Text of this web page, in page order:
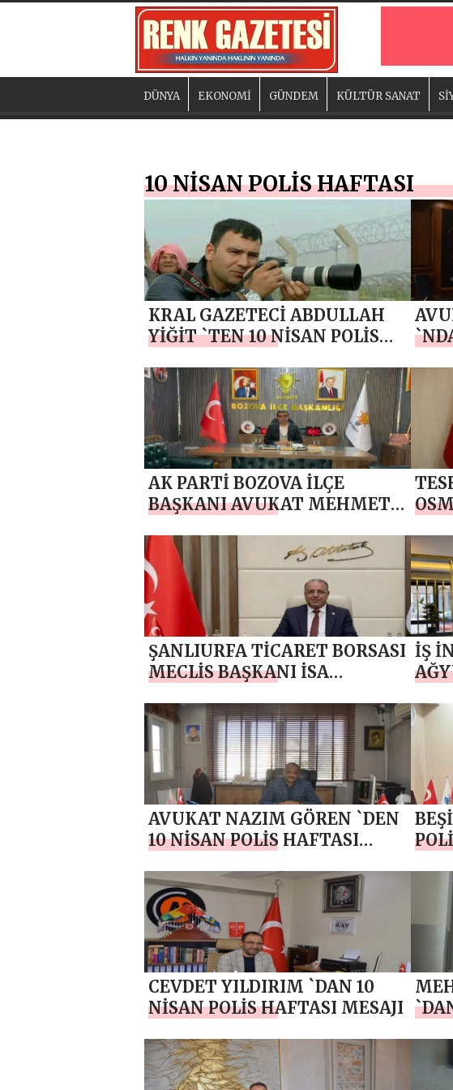
DÜNYA EKONOMİ GÜNDEM KÜLTÜR SANAT
10 NİSAN POLİS HAFTASI
KRAL GAZETECİ ABDULLAH
YİĞİT `TEN 10 NİSAN POLİS
AK PARTİ BOZOVA İLÇE
BAŞKANI AVUKAT MEHMET
HAFTASI MESAJI
ŞANLIURFA TİCARET BORSASI
MECLİS BAŞKANI İSA
POLİS HAFTASI MESAJI
İŞ
AVUKAT NAZIM GÖREN `DEN
10 NİSAN POLİS HAFTASI
CEVDET YILDIRIM `DAN 10
NİSAN POLİS HAFTASI MESAJI